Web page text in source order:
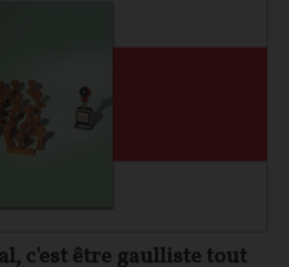
c'est être gaulliste tout